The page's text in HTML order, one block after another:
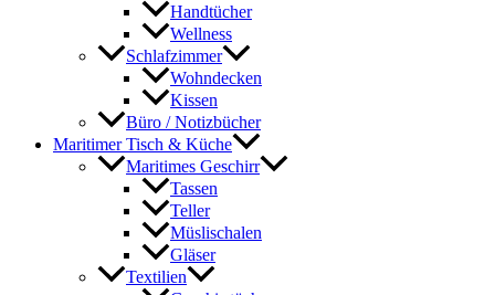
Handtücher
Wellness
Schlafzimmer
Wohndecken
Kissen
Büro / Notizbücher
Maritimer Tisch & Küche
Maritimes Geschirr
Tassen
Teller
Müslischalen
Gläser
Textilien